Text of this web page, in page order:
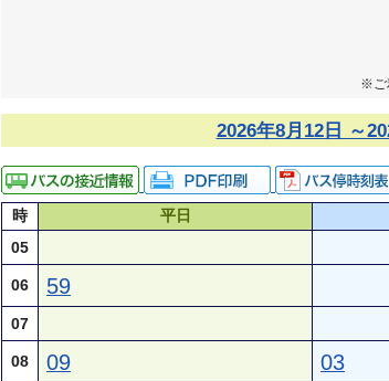
※ご
2026年8月12日 ～
時 平日
05
06 59
07
08 09 03